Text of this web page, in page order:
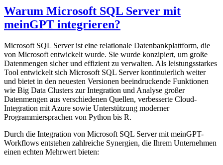
Warum Microsoft SQL Server mit
meinGPT integrieren?
Microsoft SQL Server ist eine relationale Datenbankplattform, die
von Microsoft entwickelt wurde. Sie wurde konzipiert, um große
Datenmengen sicher und effizient zu verwalten. Als leistungsstarkes
Tool entwickelt sich Microsoft SQL Server kontinuierlich weiter
und bietet in den neuesten Versionen beeindruckende Funktionen
wie Big Data Clusters zur Integration und Analyse großer
Datenmengen aus verschiedenen Quellen, verbesserte Cloud-
Integration mit Azure sowie Unterstützung moderner
Programmiersprachen von Python bis R.
Durch die Integration von Microsoft SQL Server mit meinGPT-
Workflows entstehen zahlreiche Synergien, die Ihrem Unternehmen
einen echten Mehrwert bieten: